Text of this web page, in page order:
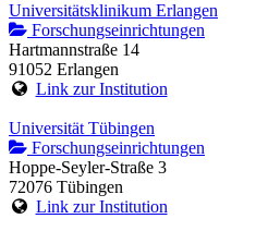
Universitätsklinikum Erlangen
Forschungseinrichtungen
Hartmannstraße 14
91052 Erlangen
Link zur Institution
Universität Tübingen
Forschungseinrichtungen
Hoppe-Seyler-Straße 3
72076 Tübingen
Link zur Institution